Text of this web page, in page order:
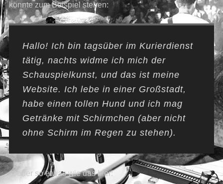
könnte zum Beispiel stehen:
Hallo! Ich bin tagsüber im Kurierdienst
tätig, nachts widme ich mich der
Schauspielkunst, und das ist meine
Website. Ich lebe in einer Großstadt,
habe einen tollen Hund und ich mag
Getränke mit Schirmchen (aber nicht
ohne Schirm im Regen zu stehen).
…oder so etwas wie das hier: